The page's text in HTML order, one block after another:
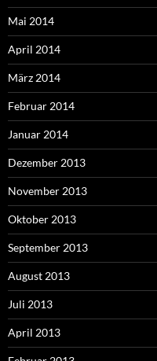
Mai 2014
April 2014
März 2014
Februar 2014
Januar 2014
Dezember 2013
November 2013
Oktober 2013
September 2013
August 2013
Juli 2013
April 2013